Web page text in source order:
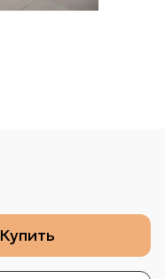
Купить